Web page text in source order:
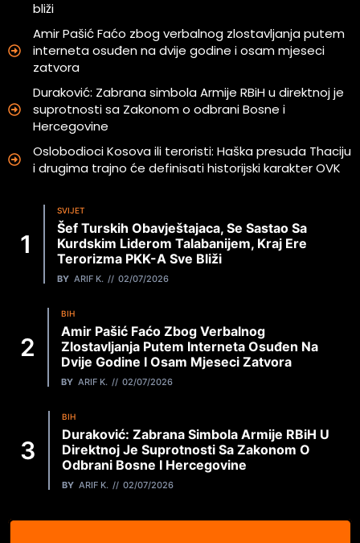
bliži
Amir Pašić Faćo zbog verbalnog zlostavljanja putem
interneta osuđen na dvije godine i osam mjeseci
zatvora
Duraković: Zabrana simbola Armije RBiH u direktnoj je
suprotnosti sa Zakonom o odbrani Bosne i
Hercegovine
Oslobodioci Kosova ili teroristi: Haška presuda Thaciju
i drugima trajno će definisati historijski karakter OVK
SVIJET
Šef Turskih Obavještajaca, Se Sastao Sa
Kurdskim Liderom Talabanijem, Kraj Ere
Terorizma PKK-A Sve Bliži
BY ARIF K. 02/07/2026
BIH
Amir Pašić Faćo Zbog Verbalnog
Zlostavljanja Putem Interneta Osuđen Na
Dvije Godine I Osam Mjeseci Zatvora
BY ARIF K. 02/07/2026
BIH
Duraković: Zabrana Simbola Armije RBiH U
Direktnoj Je Suprotnosti Sa Zakonom O
Odbrani Bosne I Hercegovine
BY ARIF K. 02/07/2026